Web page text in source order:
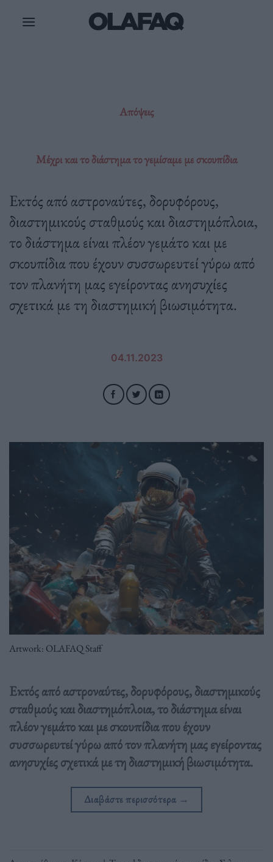
Απόψεις
Μέχρι και το διάστημα το γεμίσαμε με σκουπίδια
Εκτός από αστροναύτες, δορυφόρους,
διαστημικούς σταθμούς και διαστημόπλοια,
το διάστημα είναι πλέον γεμάτο και με
σκουπίδια που έχουν συσσωρευτεί γύρω από
τον πλανήτη μας εγείροντας ανησυχίες
σχετικά με τη διαστημική βιωσιμότητα.
04.11.2023
Artwork: OLAFAQ Staff
Εκτός από αστροναύτες, δορυφόρους, διαστημικούς
σταθμούς και διαστημόπλοια, το διάστημα είναι
πλέον γεμάτο και με σκουπίδια που έχουν
συσσωρευτεί γύρω από τον πλανήτη μας εγείροντας
ανησυχίες σχετικά με τη διαστημική βιωσιμότητα.
Διαβάστε περισσότερα →